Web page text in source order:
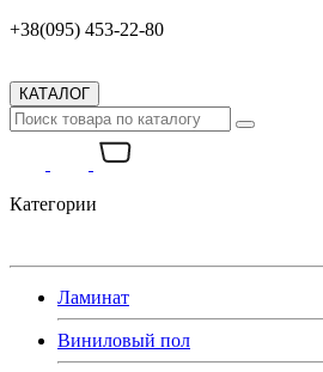
+38(095) 453-22-80
КАТАЛОГ
Категории
Ламинат
Виниловый пол